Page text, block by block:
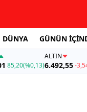
DÜNYA GÜNÜN
85,20(%0,13)
ALTIN
6.492,55-